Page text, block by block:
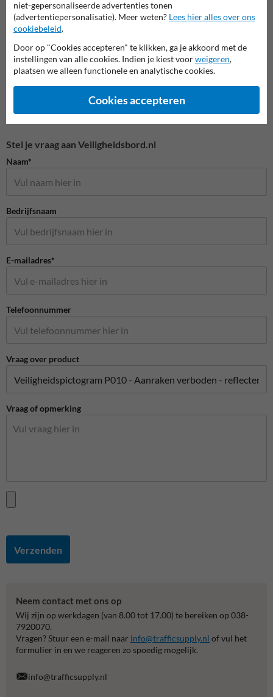
Veiligheidspictogrammen
Stel je vraag aan Veiligheidsbord.nl
Naam*
Bedrijfsnaam
E-mailadres*
Telefoonnummer
Vraag over product
Vraag of opmerking
Verzenden
Neem contact met ons op
Wij zijn op werkdagen (van 8.00 tot 17.00) te bereiken op 038-
7920070.
Vragen? Stuur een e-mail naar info@trafficsupply.nl of vul het
formulier in en we reageren zo spoedig mogelijk.
info@trafficsupply.nl
niet-gepersonaliseerde advertenties tonen
(advertentiepersonalisatie). Meer weten? Lees hier alles over ons
cookiebeleid.
Door op "Cookies accepteren" te klikken, ga je akkoord met de
instellingen van alle cookies. Indien je kiest voorweigeren,
plaatsen we alleen functionele en analytische cookies.
Cookies accepteren